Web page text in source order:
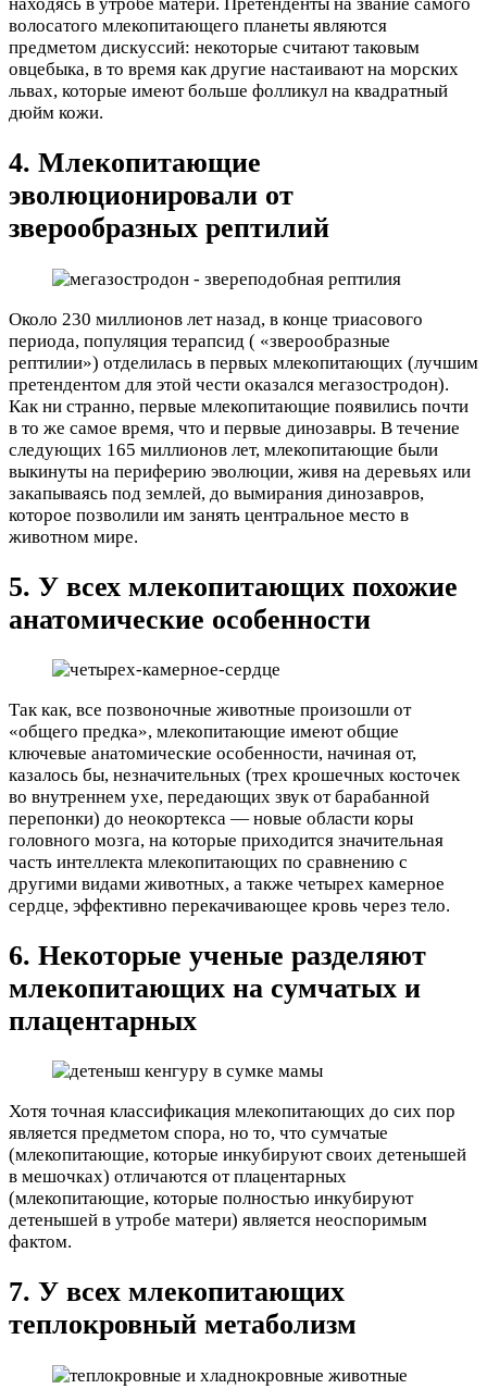
волосатого млекопитающего планеты являются
предметом дискуссий: некоторые считают таковым
овцебыка, в то время как другие настаивают на морских
львах, которые имеют больше фолликул на квадратный
дюйм кожи.
4. Млекопитающие
эволюционировали от
зверообразных рептилий
Около 230 миллионов лет назад, в конце триасового
периода, популяция терапсид ( «зверообразные
рептилии») отделилась в первых млекопитающих (лучшим
претендентом для этой чести оказался мегазостродон).
Как ни странно, первые млекопитающие появились почти
в то же самое время, что и первые динозавры. В течение
следующих 165 миллионов лет, млекопитающие были
выкинуты на периферию эволюции, живя на деревьях или
закапываясь под землей, до вымирания динозавров,
которое позволили им занять центральное место в
животном мире.
5. У всех млекопитающих похожие
анатомические особенности
Так как, все позвоночные животные произошли от
«общего предка», млекопитающие имеют общие
ключевые анатомические особенности, начиная от,
казалось бы, незначительных (трех крошечных косточек
во внутреннем ухе, передающих звук от барабанной
перепонки) до неокортекса — новые области коры
головного мозга, на которые приходится значительная
часть интеллекта млекопитающих по сравнению с
другими видами животных, а также четырех камерное
сердце, эффективно перекачивающее кровь через тело.
6. Некоторые ученые разделяют
млекопитающих на сумчатых и
плацентарных
Хотя точная классификация млекопитающих до сих пор
является предметом спора, но то, что сумчатые
(млекопитающие, которые инкубируют своих детенышей
в мешочках) отличаются от плацентарных
(млекопитающие, которые полностью инкубируют
детенышей в утробе матери) является неоспоримым
фактом.
7. У всех млекопитающих
теплокровный метаболизм